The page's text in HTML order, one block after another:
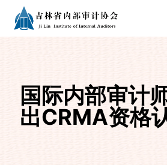
国际内部审计
出CRMA资格